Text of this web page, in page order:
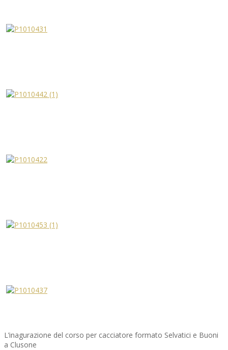
L’inagurazione del corso per cacciatore formato Selvatici e Buoni
a Clusone